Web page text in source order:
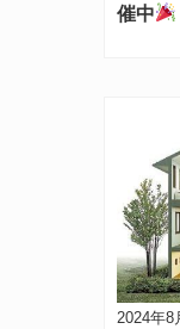
催中
2024年8